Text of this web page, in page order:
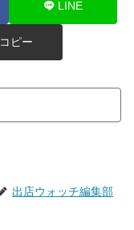
LINE
コピー
出店ウォッチ編集部